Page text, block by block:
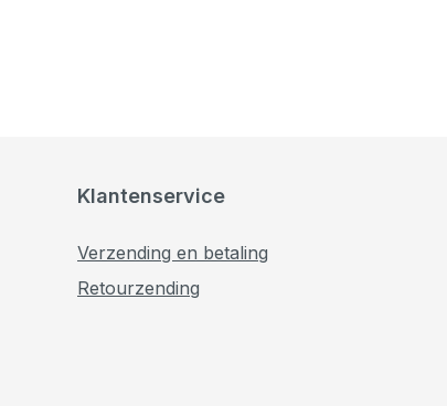
Klantenservice
Verzending en betaling
Retourzending